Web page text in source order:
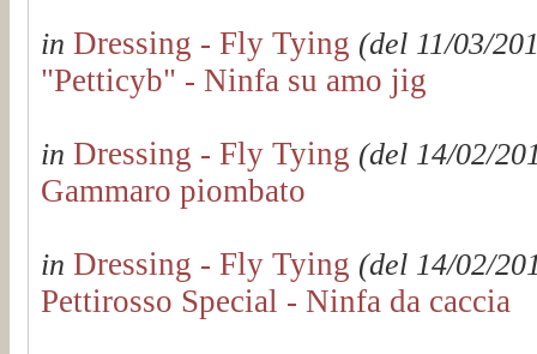
in Dressing - Fly Tying (del 11/03/
"Petticyb" - Ninfa su amo jig
in Dressing - Fly Tying (del 14/02/
Gammaro piombato
in Dressing - Fly Tying (del 14/02/
Pettirosso Special - Ninfa da caccia